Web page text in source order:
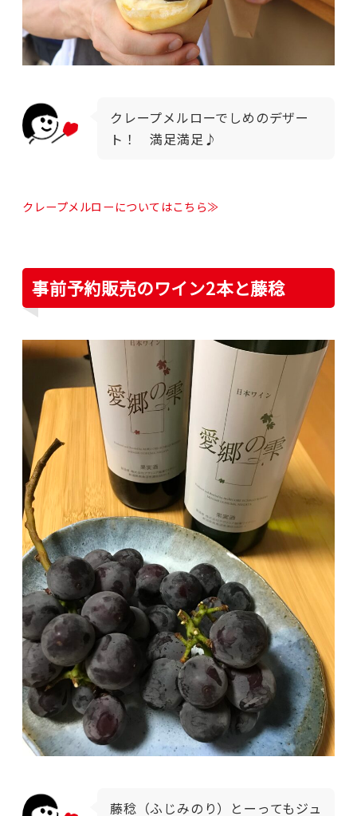
クレープメルローでしめのデザー
ト！ 満足満足♪
クレープメルローについてはこちら≫
事前予約販売のワイン2本と藤稔
藤稔（ふじみのり）とーってもジュ